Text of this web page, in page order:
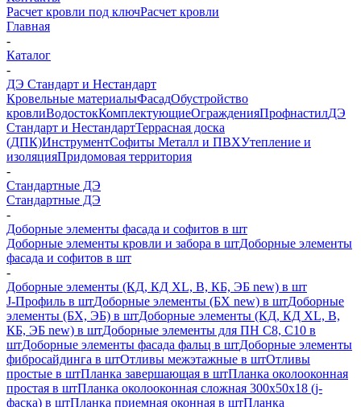
Расчет кровли под ключРасчет кровли
Главная
-
Каталог
-
ДЭ Стандарт и Нестандарт
Кровельные материалыФасадОбустройство
кровлиВодостокКомплектующиеОгражденияПрофнастилДЭ
Стандарт и НестандартТеррасная доска
(ДПК)ИнструментСофиты Металл и ПВХУтепление и
изоляцияПридомовая территория
-
Стандартные ДЭ
Стандартные ДЭ
-
Доборные элементы фасада и софитов в шт
Доборные элементы кровли и забора в штДоборные элементы
фасада и софитов в шт
-
Доборные элементы (КД, КД XL, В, КБ, ЭБ new) в шт
J-Профиль в штДоборные элементы (БХ new) в штДоборные
элементы (БХ, ЭБ) в штДоборные элементы (КД, КД XL, В,
КБ, ЭБ new) в штДоборные элементы для ПН С8, С10 в
штДоборные элементы фасада фальц в штДоборные элементы
фибросайдинга в штОтливы межэтажные в штОтливы
простые в штПланка завершающая в штПланка околооконная
простая в штПланка околооконная сложная 300х50х18 (j-
фаска) в штПланка приемная оконная в штПланка